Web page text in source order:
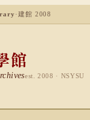
·建館 2008
館
est. 2008 · NSYSU